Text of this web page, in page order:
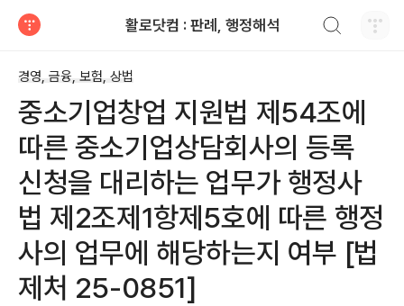
활로닷컴 : 판례, 행정해석
경영, 금융, 보험, 상법
중소기업창업 지원법 제54조에
따른 중소기업상담회사의 등록
신청을 대리하는 업무가 행정사
법 제2조제1항제5호에 따른 행정
사의 업무에 해당하는지 여부 [법
제처 25-0851]